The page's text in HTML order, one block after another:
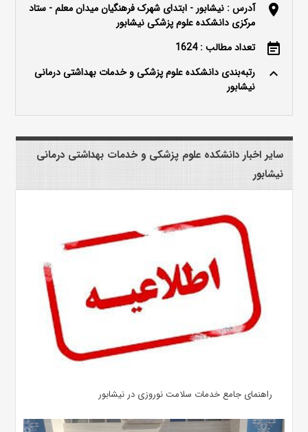
location_on
آدرس : نیشابور - ابتدای شهرک فرهنگیان میدان معلم - ستاد
مرکزی دانشکده علوم پزشکی نیشابور
event_note تعداد مطالب : 1624
keyboard_arrow_up
رتبه‌بندی دانشکده علوم پزشکی و خدمات بهداشتی درمانی
نیشابور
سایر اخبار دانشکده علوم پزشکی و خدمات بهداشتی درمانی
نیشابور
راهنمای جامع خدمات سلامت نوروزی در نیشابور